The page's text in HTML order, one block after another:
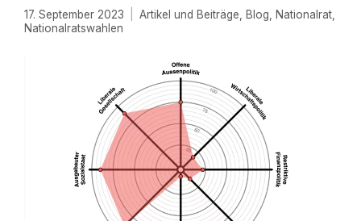
17. September 2023 Artikel und Beiträge Blog Nationalrat
Nationalratswahlen